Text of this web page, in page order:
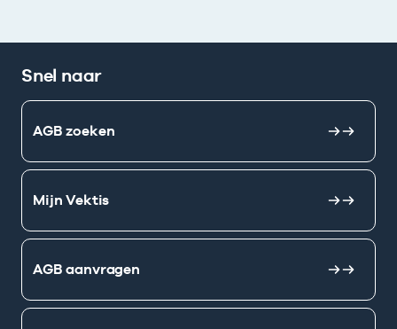
Snel naar
AGB zoeken
Mijn Vektis
AGB aanvragen